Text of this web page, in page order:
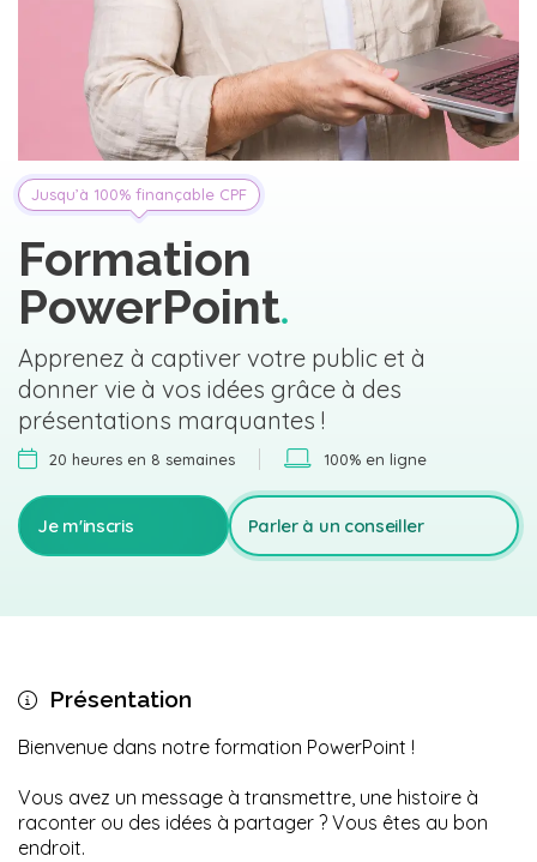
Jusqu’à 100% finançable CPF
Formation
PowerPoint
Apprenez à captiver votre public et à
donner vie à vos idées grâce à des
présentations marquantes !
20 heures en 8 semaines 100% en ligne
Je m'inscris Parler à un conseiller
Présentation
Bienvenue dans notre formation PowerPoint !
Vous avez un message à transmettre, une histoire à
raconter ou des idées à partager ? Vous êtes au bon
endroit.